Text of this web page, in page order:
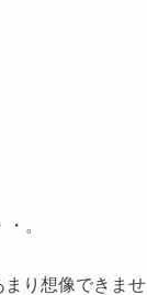
。
り想像できませ